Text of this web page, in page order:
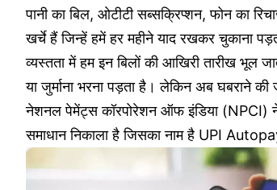
पानी का बिल, ओटीटी सब्सक्रिप्शन, फोन का
खर्चे हैं जिन्हें हमें हर महीने याद रखकर चुकाना
व्यस्तता में हम इन बिलों की आखिरी तारीख भूल
या जुर्माना भरना पड़ता है। लेकिन अब घबराने
नेशनल पेमेंट्स कॉरपोरेशन ऑफ इंडिया (NPCI)
समाधान निकाला है जिसका नाम है UPI